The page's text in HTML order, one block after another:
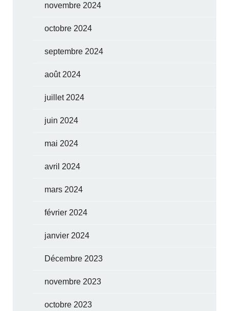
novembre 2024
octobre 2024
septembre 2024
août 2024
juillet 2024
juin 2024
mai 2024
avril 2024
mars 2024
février 2024
janvier 2024
Décembre 2023
novembre 2023
octobre 2023